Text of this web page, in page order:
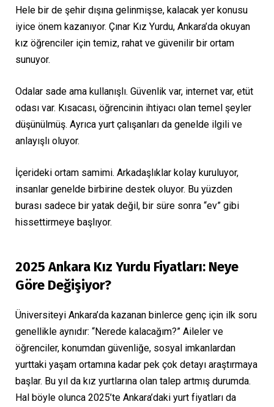
Hele bir de şehir dışına gelinmişse, kalacak yer konusu
iyice önem kazanıyor. Çınar Kız Yurdu, Ankara’da okuyan
kız öğrenciler için temiz, rahat ve güvenilir bir ortam
sunuyor.
Odalar sade ama kullanışlı. Güvenlik var, internet var, etüt
odası var. Kısacası, öğrencinin ihtiyacı olan temel şeyler
düşünülmüş. Ayrıca yurt çalışanları da genelde ilgili ve
anlayışlı oluyor.
İçerideki ortam samimi. Arkadaşlıklar kolay kuruluyor,
insanlar genelde birbirine destek oluyor. Bu yüzden
burası sadece bir yatak değil, bir süre sonra “ev” gibi
hissettirmeye başlıyor.
2025 Ankara Kız Yurdu Fiyatları: Neye
Göre Değişiyor?
Üniversiteyi Ankara’da kazanan binlerce genç için ilk soru
genellikle aynıdır: “Nerede kalacağım?” Aileler ve
öğrenciler, konumdan güvenliğe, sosyal imkanlardan
yurttaki yaşam ortamına kadar pek çok detayı araştırmaya
başlar. Bu yıl da kız yurtlarına olan talep artmış durumda.
Hal böyle olunca 2025’te Ankara’daki yurt fiyatları da